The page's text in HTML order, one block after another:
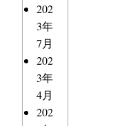
202
3年
7月
202
3年
4月
202